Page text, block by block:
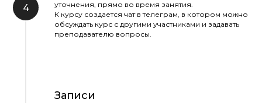
уточнения, прямо во время занятия.
К курсу создается чат в телеграм, в котором можно
обсуждать курс с другими участниками и задавать
преподавателю вопросы.
Записи